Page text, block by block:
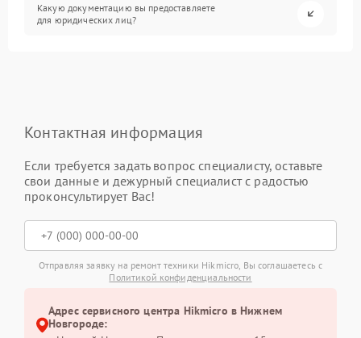
Какую документацию вы предоставляете
для юридических лиц?
Контактная информация
Если требуется задать вопрос специалисту, оставьте
свои данные и дежурный специалист с радостью
проконсультирует Вас!
Отправляя заявку на ремонт техники Hikmicro, Вы соглашаетесь с
Политикой конфиденциальности
Адрес сервисного центра Hikmicro в Нижнем
Новгороде: